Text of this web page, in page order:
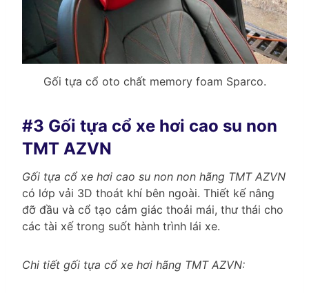
Gối tựa cổ oto chất memory foam Sparco.
#3 Gối tựa cổ xe hơi cao su non
TMT AZVN
Gối tựa cổ xe hơi cao su non non hãng TMT AZVN
có lớp vải 3D thoát khí bên ngoài. Thiết kế nâng
đỡ đầu và cổ tạo cảm giác thoải mái, thư thái cho
các tài xế trong suốt hành trình lái xe.
Chi tiết gối tựa cổ xe hơi hãng TMT AZVN: